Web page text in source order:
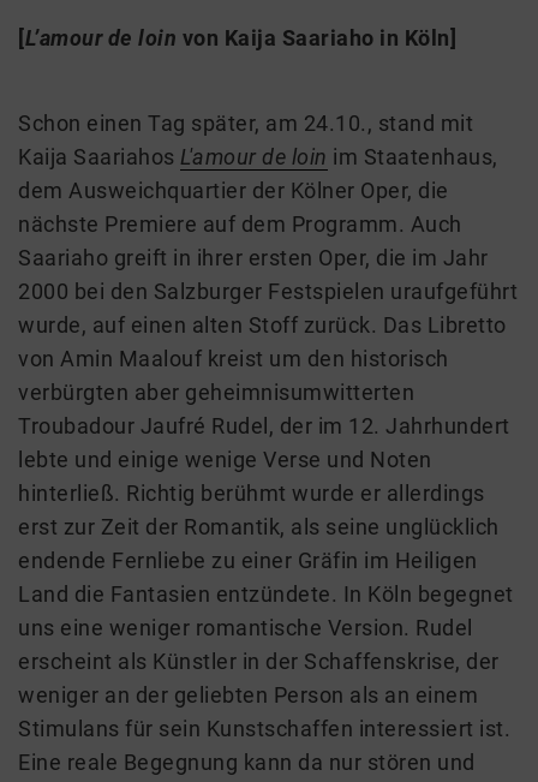
[L’amour de loin von Kaija Saariaho in Köln]
Schon einen Tag später, am 24.10., stand mit
Kaija Saariahos L'amour de loin im Staatenhaus,
dem Ausweichquartier der Kölner Oper, die
nächste Premiere auf dem Programm. Auch
Saariaho greift in ihrer ersten Oper, die im Jahr
2000 bei den Salzburger Festspielen uraufgeführt
wurde, auf einen alten Stoff zurück. Das Libretto
von Amin Maalouf kreist um den historisch
verbürgten aber geheimnisumwitterten
Troubadour Jaufré Rudel, der im 12. Jahrhundert
lebte und einige wenige Verse und Noten
hinterließ. Richtig berühmt wurde er allerdings
erst zur Zeit der Romantik, als seine unglücklich
endende Fernliebe zu einer Gräfin im Heiligen
Land die Fantasien entzündete. In Köln begegnet
uns eine weniger romantische Version. Rudel
erscheint als Künstler in der Schaffenskrise, der
weniger an der geliebten Person als an einem
Stimulans für sein Kunstschaffen interessiert ist.
Eine reale Begegnung kann da nur stören und